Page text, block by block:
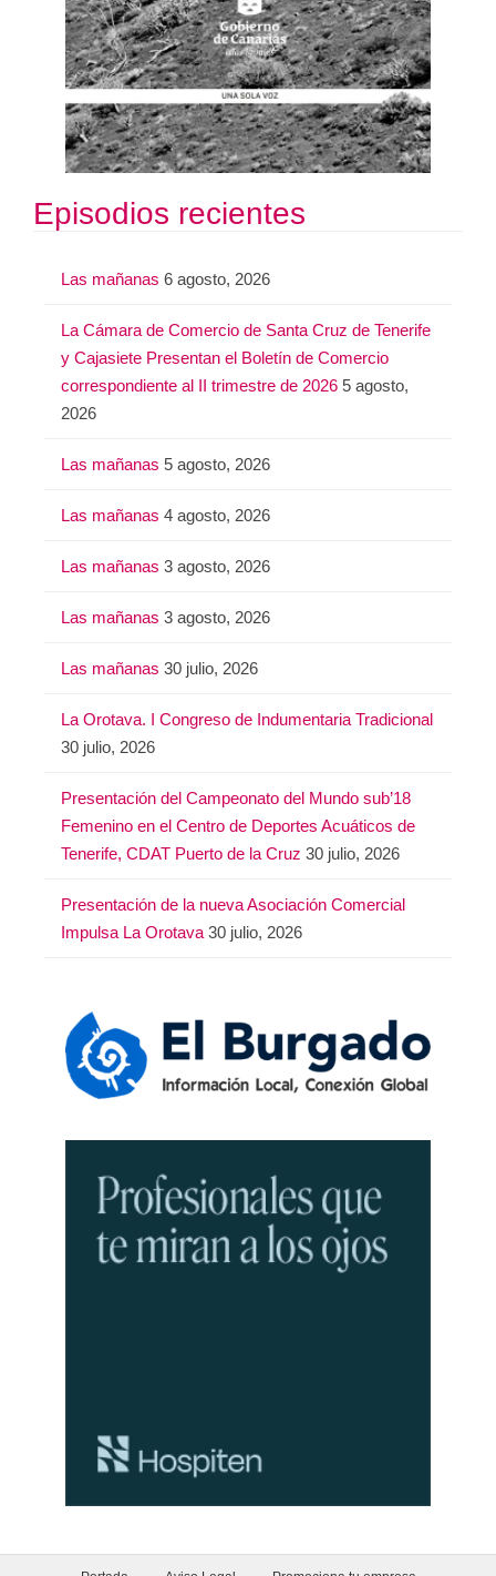
Episodios recientes
Las mañanas 6 agosto, 2026
La Cámara de Comercio de Santa Cruz de Tenerife
y Cajasiete Presentan el Boletín de Comercio
correspondiente al II trimestre de 2026 5 agosto,
2026
Las mañanas 5 agosto, 2026
Las mañanas 4 agosto, 2026
Las mañanas 3 agosto, 2026
Las mañanas 3 agosto, 2026
Las mañanas 30 julio, 2026
La Orotava. I Congreso de Indumentaria Tradicional
30 julio, 2026
Presentación del Campeonato del Mundo sub’18
Femenino en el Centro de Deportes Acuáticos de
Tenerife, CDAT Puerto de la Cruz 30 julio, 2026
Presentación de la nueva Asociación Comercial
Impulsa La Orotava 30 julio, 2026